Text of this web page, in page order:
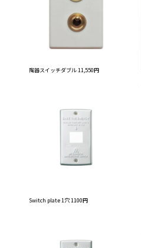
陶器スイッチダブル 11,550円
Switch plate 1穴 1100円